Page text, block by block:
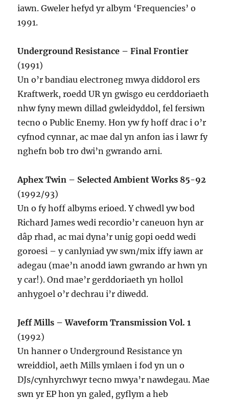
iawn. Gweler hefyd yr albym ‘Frequencies’ o
1991.
Underground Resistance – Final Frontier
(1991)
Un o’r bandiau electroneg mwya diddorol ers
Kraftwerk, roedd UR yn gwisgo eu cerddoriaeth
nhw fyny mewn dillad gwleidyddol, fel fersiwn
tecno o Public Enemy. Hon yw fy hoff drac i o’r
cyfnod cynnar, ac mae dal yn anfon ias i lawr fy
nghefn bob tro dwi’n gwrando arni.
Aphex Twin – Selected Ambient Works 85-92
(1992/93)
Un o fy hoff albyms erioed. Y chwedl yw bod
Richard James wedi recordio’r caneuon hyn ar
dâp rhad, ac mai dyna’r unig gopi oedd wedi
goroesi – y canlyniad yw swn/mix iffy iawn ar
adegau (mae’n anodd iawn gwrando ar hwn yn
y car!). Ond mae’r gerddoriaeth yn hollol
anhygoel o’r dechrau i’r diwedd.
Jeff Mills – Waveform Transmission Vol. 1
(1992)
Un hanner o Underground Resistance yn
wreiddiol, aeth Mills ymlaen i fod yn un o
DJs/cynhyrchwyr tecno mwya’r nawdegau. Mae
swn yr EP hon yn galed, gyflym a heb